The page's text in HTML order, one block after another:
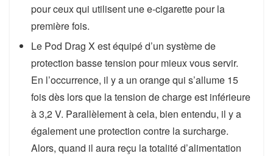
pour ceux qui utilisent une e-cigarette pour la
première fois.
Le Pod Drag X est équipé d’un système de
protection basse tension pour mieux vous servir.
En l’occurrence, il y a un orange qui s’allume 15
fois dès lors que la tension de charge est inférieure
à 3,2 V. Parallèlement à cela, bien entendu, il y a
également une protection contre la surcharge.
Alors, quand il aura reçu la totalité d’alimentation